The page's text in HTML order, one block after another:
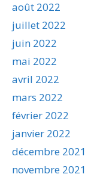
août 2022
juillet 2022
juin 2022
mai 2022
avril 2022
mars 2022
février 2022
janvier 2022
décembre 2021
novembre 2021